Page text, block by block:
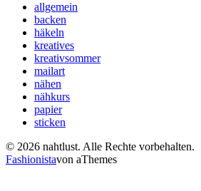
allgemein
backen
häkeln
kreatives
kreativsommer
mailart
nähen
nähkurs
papier
sticken
© 2026 nahtlust. Alle Rechte vorbehalten.
Fashionistavon aThemes